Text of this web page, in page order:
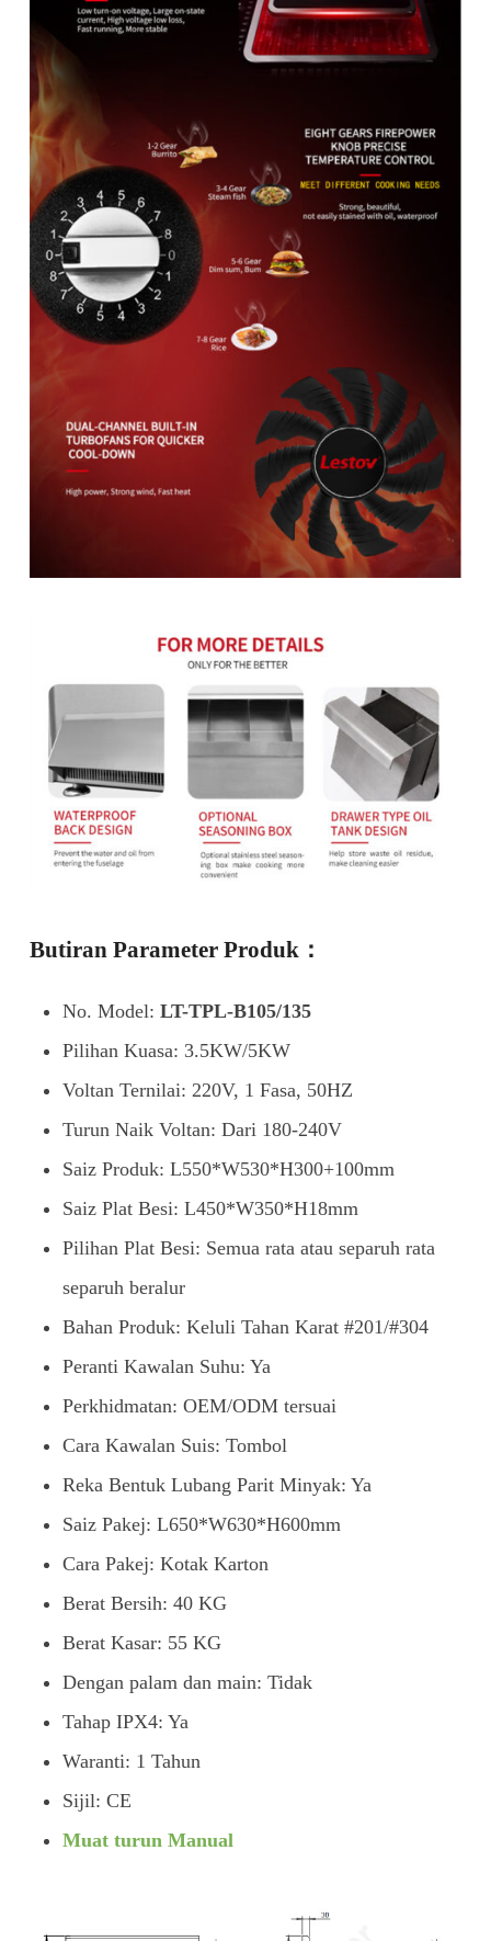
Butiran Parameter Produk：
No. Model: LT-TPL-B105/135
Pilihan Kuasa: 3.5KW/5KW
Voltan Ternilai: 220V, 1 Fasa, 50HZ
Turun Naik Voltan: Dari 180-240V
Saiz Produk: L550*W530*H300+100mm
Saiz Plat Besi: L450*W350*H18mm
Pilihan Plat Besi: Semua rata atau separuh rata
separuh beralur
Bahan Produk: Keluli Tahan Karat #201/#304
Peranti Kawalan Suhu: Ya
Perkhidmatan: OEM/ODM tersuai
Cara Kawalan Suis: Tombol
Reka Bentuk Lubang Parit Minyak: Ya
Saiz Pakej: L650*W630*H600mm
Cara Pakej: Kotak Karton
Berat Bersih: 40 KG
Berat Kasar: 55 KG
Dengan palam dan main: Tidak
Tahap IPX4: Ya
Waranti: 1 Tahun
Sijil: CE
Muat turun Manual